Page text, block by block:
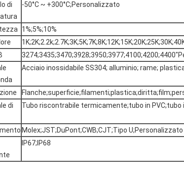
di
-50°C ~ +300°C;Personalizzato
1%;5%;10%
Acciaio inossidabile SS304; alluminio; rame;
di
Tubo riscontrabile termicamente;tubo in PVC;tubo
Molex;JST;DuPont;CWB;CJT;Tipo U;Personalizzato
IP67;IP68